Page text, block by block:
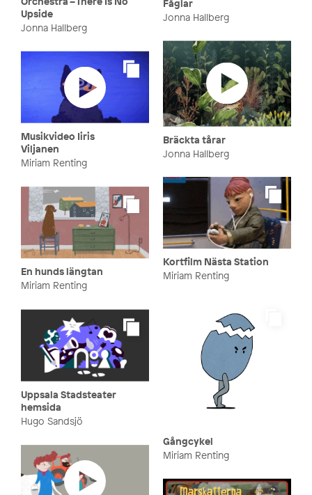
Upside
Jonna Hallberg
Fåglar
Jonna Hallberg
Bräckta tårar
Jonna Hallberg
Musikvideo Iiris
Viljanen
Miriam Renting
Kortfilm Nästa Station
Miriam Renting
En hunds längtan
Miriam Renting
Gångcykel
Miriam Renting
Uppsala Stadsteater
hemsida
Hugo Sandsjö